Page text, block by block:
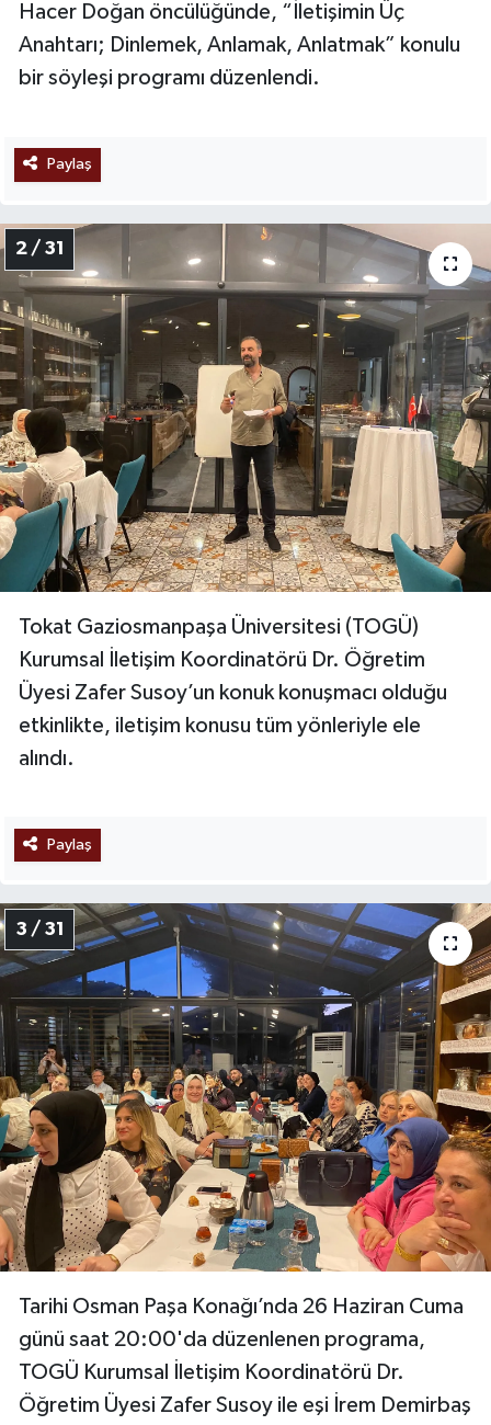
Hacer Doğan öncülüğünde, “İletişimin Üç
Anahtarı; Dinlemek, Anlamak, Anlatmak” konulu
bir söyleşi programı düzenlendi.
Paylaş
2 / 31
Tokat Gaziosmanpaşa Üniversitesi (TOGÜ)
Kurumsal İletişim Koordinatörü Dr. Öğretim
Üyesi Zafer Susoy’un konuk konuşmacı olduğu
etkinlikte, iletişim konusu tüm yönleriyle ele
alındı.
Paylaş
3 / 31
Tarihi Osman Paşa Konağı’nda 26 Haziran Cuma
günü saat 20:00'da düzenlenen programa,
TOGÜ Kurumsal İletişim Koordinatörü Dr.
Öğretim Üyesi Zafer Susoy ile eşi İrem Demirbaş